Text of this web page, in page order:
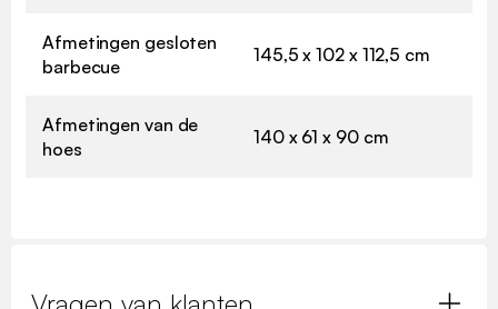
Afmetingen gesloten
barbecue
145,5 x 102 x 112,5 cm
Afmetingen van de
hoes
140 x 61 x 90 cm